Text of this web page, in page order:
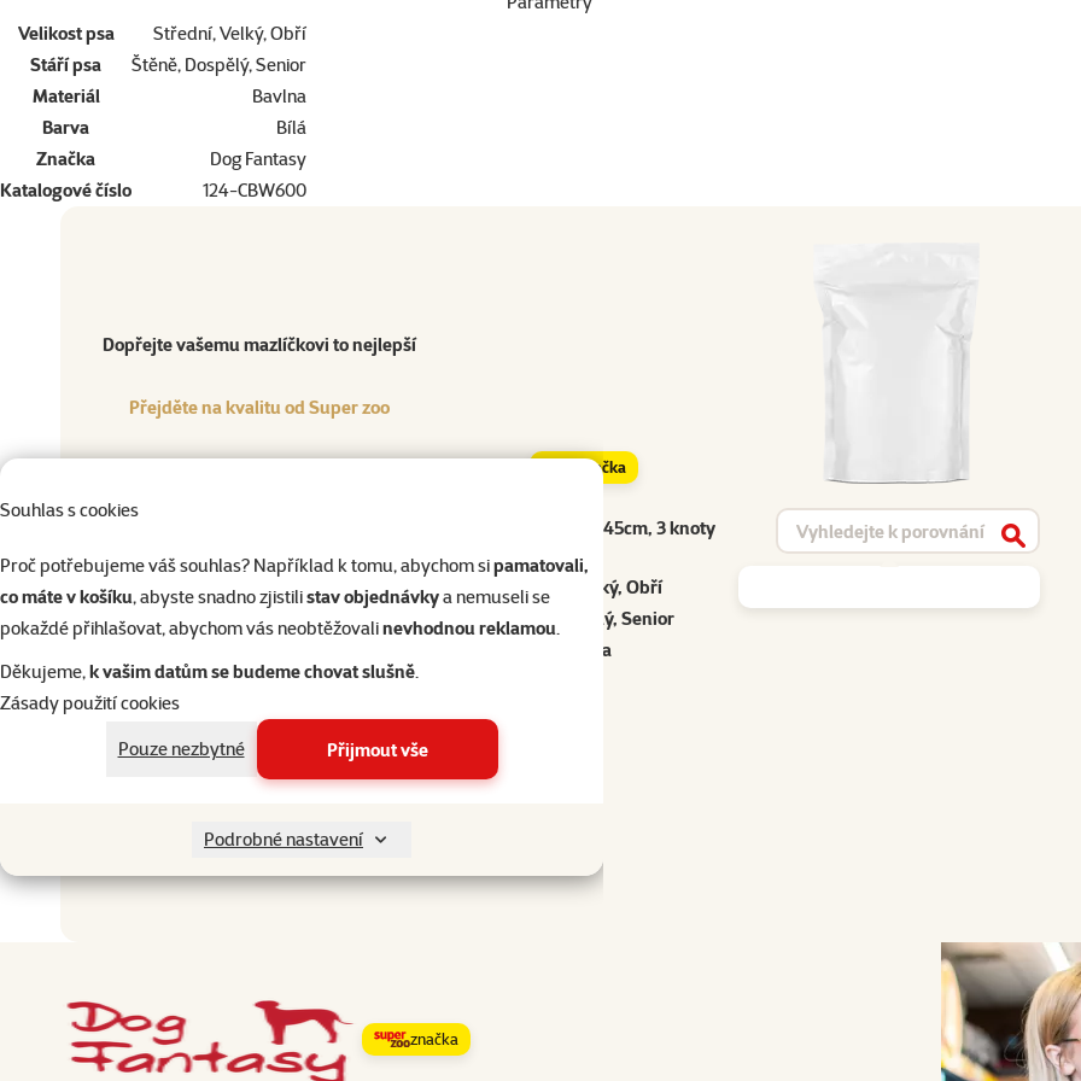
Souhlas s cookies
Proč potřebujeme váš souhlas? Například k tomu, abychom sipamatovali,
co máte v košíku, abyste snadno zjistilistav objednávkya nemuseli se
pokaždé přihlašovat, abychom vás neobtěžovalinevhodnou reklamou.
Děkujeme,k vašim datům se budeme chovat slušně.
Zásady použití cookies
Pouze nezbytné
Přijmout vše
Podrobné nastavení
Velikost psa
Střední, Velký, Obří
Stáří psa
Štěně, Dospělý, Senior
Materiál
Bavlna
Barva
Bílá
Značka
Dog Fantasy
Katalogové číslo
124-CBW600
Produkt
Dopřejte vašemu mazlíčkovi to nejlepší
Přejděte na kvalitu od Super zoo
značka
Uzel bavlněný bílý 45cm, 3 knoty
Vyhledat produkt
Velikost psa
Střední, Velký, Obří
Stáří psa
Štěně, Dospělý, Senior
Bavlna
Barva
Ostatní
značka